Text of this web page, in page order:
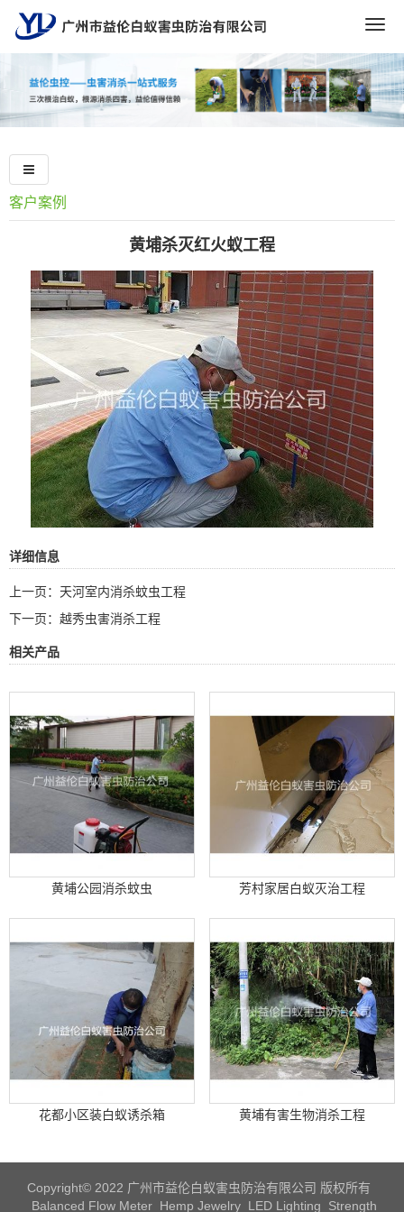
客户案例
黄埔杀灭红火蚁工程
详细信息
上一页： 天河室内消杀蚊虫工程
下一页： 越秀虫害消杀工程
相关产品
黄埔公园消杀蚊虫 芳村家居白蚁灭治工程
花都小区装白蚁诱杀箱 黄埔有害生物消杀工程
Copyright© 2022 广州市益伦白蚁害虫防治有限公司 版权所有
Balanced Flow Meter Hemp Jewelry LED Lighting Strength